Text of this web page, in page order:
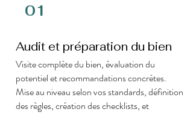
01
Audit et préparation du bien
Visite complète du bien, évaluation du
potentiel et recommandations concrètes.
Mise au niveau selon vos standards, définition
des règles, création des checklists, et